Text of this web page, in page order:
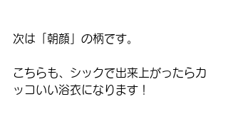
次は「朝顔」の柄です。
こちらも、シックで出来上がったらカ
ッコいい浴衣になります！